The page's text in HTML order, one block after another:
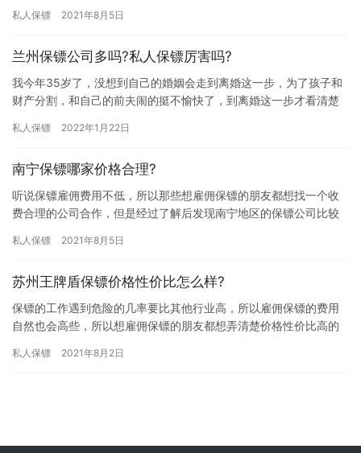
当然…
私人保镖 2021年8月5日
兰州保镖公司多吗?私人保镖厉害吗?
我今年35岁了，没想到自己的婚姻会走到离婚这一步，为了孩子和
财产分割，和自己的前夫闹的挺不愉快了，到离婚这一步才看清楚
我要…
私人保镖 2022年1月22日
南宁保镖哪家价格合理?
听说保镖雇佣费用不低，所以那些想雇佣保镖的朋友都想找一个收
费合理的公司合作，但是经过了解后发现南宁地区的保镖公司比较
前…
私人保镖 2021年8月5日
苏州王牌盾保镖价格性价比怎么样?
保镖的工作遇到危险的几率要比其他行业高，所以雇佣保镖的费用
自然也会高些，所以想雇佣保镖的朋友都想弄清楚价格性价比高的
性价比…
私人保镖 2021年8月2日